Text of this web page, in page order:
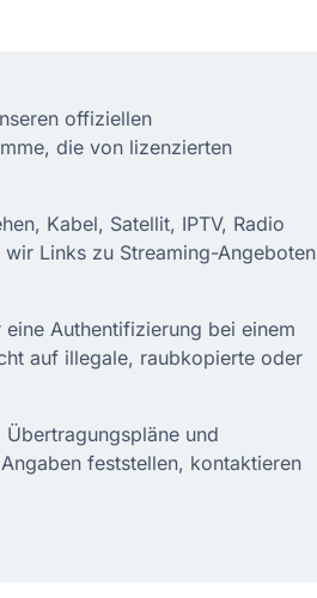
offiziellen
die von lizenzierten
Kabel, Satellit, IPTV, Radio
Links zu Streaming-Angeboten
Authentifizierung bei einem
auf illegale, raubkopierte oder
und
feststellen, kontaktieren